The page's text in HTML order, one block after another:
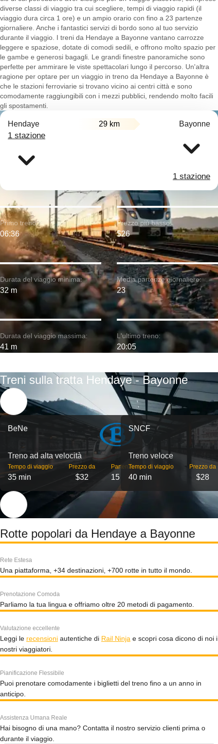
diverse classi di viaggio tra cui scegliere, tempi di viaggio rapidi (il
viaggio dura circa 1 ore) e un ampio orario con fino a 23 partenze
giornaliere. Anche i fantastici servizi di bordo sono al tuo servizio
durante il viaggio. I treni da Hendaye a Bayonne vantano carrozze
leggere e spaziose, dotate di comodi sedili, e offrono molto spazio per
le gambe e generosi bagagli. Le grandi finestre panoramiche sono
perfette per ammirare le viste spettacolari lungo il percorso. Un'altra
ragione per optare per un viaggio in treno da Hendaye a Bayonne è
che le stazioni ferroviarie si trovano vicino ai centri città e sono
comodamente raggiungibili con i mezzi pubblici, rendendo molto facili
gli spostamenti.
Hendaye 29 km Bayonne
1 stazione
1 stazione
Durata del viaggio minima:
32 m
Primo treno:
06:36
Durata del viaggio massima:
41 m
Prezzo più basso:
$26
Media partenze giornaliere:
23
L'ultimo treno:
20:05
Treni sulla tratta Hendaye - Bayonne
BeNe
Treno ad alta velocità
Tempo di viaggio
35 min
Prezzo da
$32
Partenze
15
SNCF
Treno veloce
Tempo di viaggio
40 min
Prezzo da
$28
Rotte popolari da Hendaye a Bayonne
Rete Estesa
Una piattaforma, +34 destinazioni, +700 rotte in tutto il mondo.
Prenotazione Comoda
Parliamo la tua lingua e offriamo oltre 20 metodi di pagamento.
Valutazione eccellente
Leggi le recensioni autentiche di Rail Ninja e scopri cosa dicono di noi i
nostri viaggiatori.
Pianificazione Flessibile
Puoi prenotare comodamente i biglietti del treno fino a un anno in
anticipo.
Assistenza Umana Reale
Hai bisogno di una mano? Contatta il nostro servizio clienti prima o
durante il viaggio.